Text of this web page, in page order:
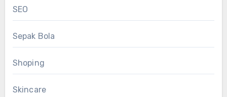
SEO
Sepak Bola
Shoping
Skincare